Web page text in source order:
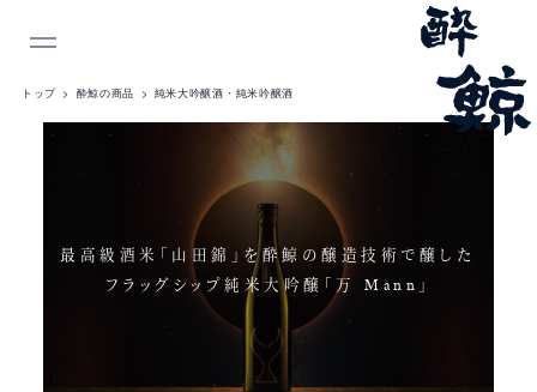
INDEX
トップ 酔鯨の商品 純米大吟醸酒・純米吟醸酒
最高級酒米「山田錦」を酔鯨の醸造技術で醸した
フラッグシップ純米大吟醸「万 Mann」